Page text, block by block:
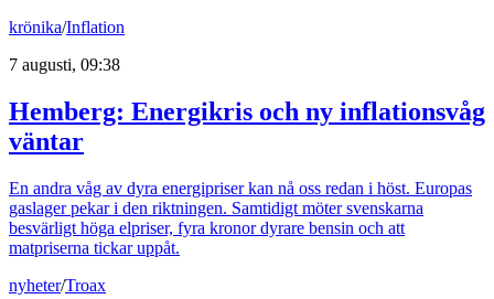
krönika/Inflation
7 augusti, 09:38
Hemberg: Energikris och ny inflationsvåg
väntar
En andra våg av dyra energipriser kan nå oss redan i höst. Europas
gaslager pekar i den riktningen. Samtidigt möter svenskarna
besvärligt höga elpriser, fyra kronor dyrare bensin och att
matpriserna tickar uppåt.
nyheter/Troax